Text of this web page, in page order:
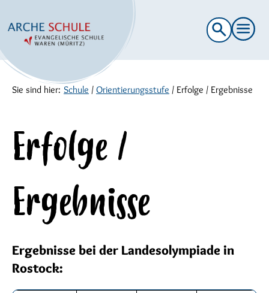
Suche
nach:
Sie sind hier: Schule / Orientierungsstufe / Erfolge / Ergebnisse
Erfolge /
Ergebnisse
Ergebnisse bei der Landesolympiade in
Rostock: